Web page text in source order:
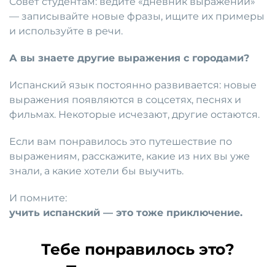
— записывайте новые фразы, ищите их примеры
и используйте в речи.
А вы знаете другие выражения с городами?
Испанский язык постоянно развивается: новые
выражения появляются в соцсетях, песнях и
фильмах. Некоторые исчезают, другие остаются.
Если вам понравилось это путешествие по
выражениям, расскажите, какие из них вы уже
знали, а какие хотели бы выучить.
И помните:
учить испанский — это тоже приключение.
Тебе понравилось это?